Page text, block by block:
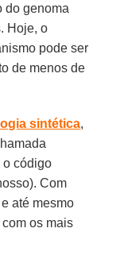
do genoma
Hoje, o
pode ser
de menos de
sintética,
o código
Com
até mesmo
os mais